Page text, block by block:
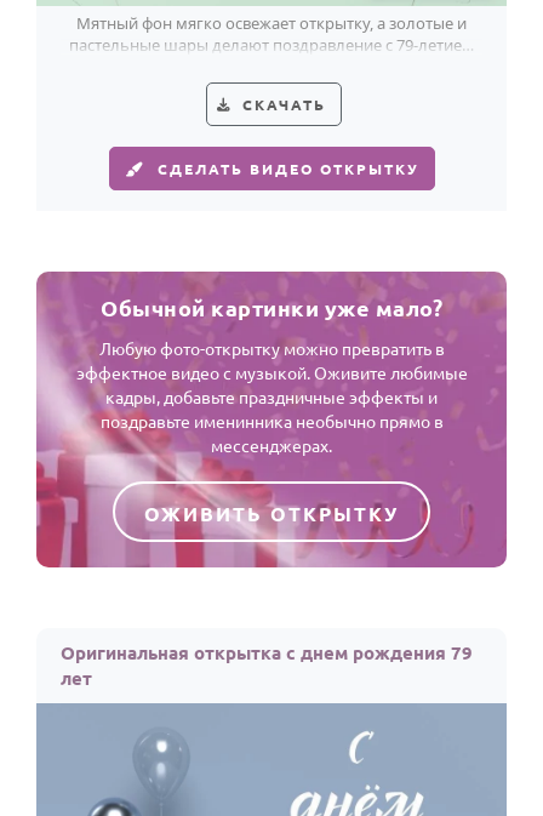
Мятный фон мягко освежает открытку, а золотые и
пастельные шары делают поздравление с 79-летием
СКАЧАТЬ
СДЕЛАТЬ ВИДЕО ОТКРЫТКУ
Обычной картинки уже мало?
Любую фото-открытку можно превратить в
эффектное видео с музыкой. Оживите любимые
кадры, добавьте праздничные эффекты и
поздравьте именинника необычно прямо в
мессенджерах.
ОЖИВИТЬ ОТКРЫТКУ
Оригинальная открытка с днем рождения 79
лет